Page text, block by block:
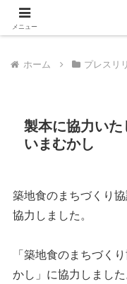
ホーム プレスリ
製本に協力い
いまむかし
築地食のまちづくり
協力しました。
「築地食のまちづく
かし」に協力しました
メニュー